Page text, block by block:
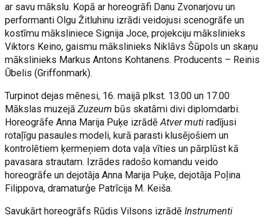
ar savu mākslu. Kopā ar horeogrāfi Danu Zvonarjovu un
performanti Olgu Žitluhinu izrādi veidojusi scenogrāfe un
kostīmu māksliniece Signija Joce, projekciju mākslinieks
Viktors Keino, gaismu mākslinieks Niklāvs Šūpols un skaņu
mākslinieks Markus Antons Kohtanens. Producents – Reinis
Ūbelis (Griffonmark).
Turpinot dejas mēnesi, 16. maijā plkst. 13.00 un 17.00
Mākslas muzejā Zuzeumbūs skatāmi divi diplomdarbi.
Horeogrāfe Anna Marija Puķe izrādē Atver mutiradījusi
rotaļīgu pasaules modeli, kurā parasti klusējošiem un
kontrolētiem ķermeņiem dota vaļa vīties un pārplūst kā
pavasara strautam. Izrādes radošo komandu veido
horeogrāfe un dejotāja Anna Marija Puķe, dejotāja Poļina
Filippova, dramaturģe Patrīcija M. Keiša.
Savukārt horeogrāfs Rūdis Vilsons izrādēInstrumenti